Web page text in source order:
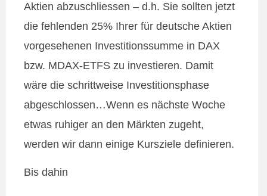
Aktien abzuschliessen – d.h. Sie sollten jetzt
die fehlenden 25% Ihrer für deutsche Aktien
vorgesehenen Investitionssumme in DAX
bzw. MDAX-ETFS zu investieren. Damit
wäre die schrittweise Investitionsphase
abgeschlossen…Wenn es nächste Woche
etwas ruhiger an den Märkten zugeht,
werden wir dann einige Kursziele definieren.
Bis dahin